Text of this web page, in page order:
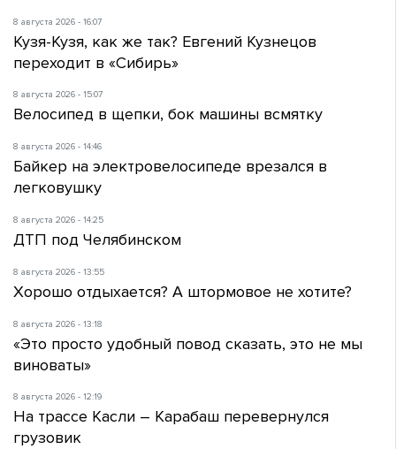
8 августа 2026 - 16:07
Кузя-Кузя, как же так? Евгений Кузнецов
переходит в «Сибирь»
8 августа 2026 - 15:07
Велосипед в щепки, бок машины всмятку
8 августа 2026 - 14:46
Байкер на электровелосипеде врезался в
легковушку
8 августа 2026 - 14:25
ДТП под Челябинском
8 августа 2026 - 13:55
Хорошо отдыхается? А штормовое не хотите?
8 августа 2026 - 13:18
«Это просто удобный повод сказать, это не мы
виноваты»
8 августа 2026 - 12:19
На трассе Касли – Карабаш перевернулся
грузовик